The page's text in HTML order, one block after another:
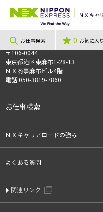
お仕事検索 0 お気に入り
TOP お仕事検索
このお仕事は非公開のお仕事
お仕事番号013996
〒106-0044
東京都港区東麻布1-28-13
ＮＸ商事麻布ビル4階
電話:050-3819-7860
お仕事検索
ＮＸキャリアロードの強み
よくある質問
関連リンク